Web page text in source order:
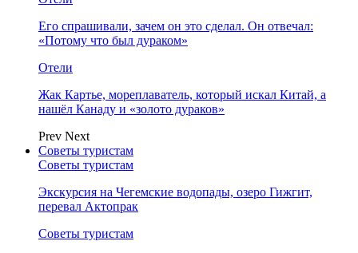
Его спрашивали, зачем он это сделал. Он отвечал:
«Потому что был дураком»
Отели
Жак Картье, мореплаватель, который искал Китай, а
нашёл Канаду и «золото дураков»
Prev Next
Советы туристам
Советы туристам
Экскурсия на Чегемские водопады, озеро Гижгит,
перевал Актопрак
Советы туристам